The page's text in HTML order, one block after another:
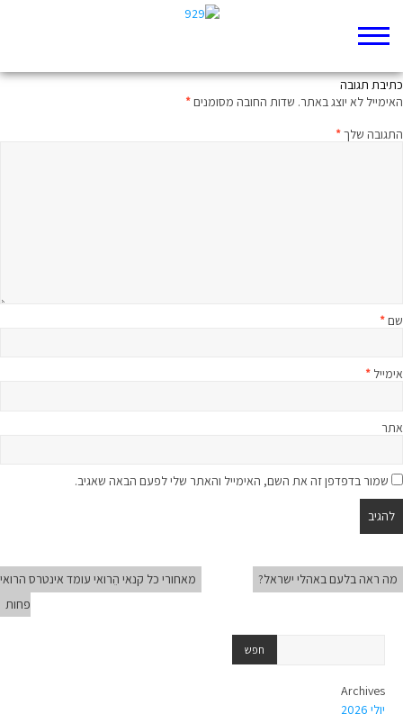
כתיבת תגובה
האימייל לא יוצג באתר. שדות החובה מסומנים*
התגובה שלך*
שם*
אימייל *
אתר
שמור בדפדפן זה את השם, האימייל והאתר שלי לפעם הבאה שאגיב.
מה ראה בלעם באהלי ישראל?
מאחורי כל קנאי הֵרואי עומד אינטרס הרואי
פחות
Archives
יולי 2026